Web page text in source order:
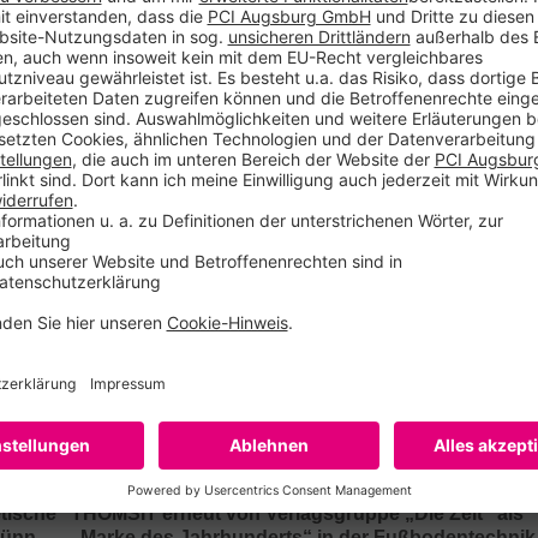
der
stehen
nach
Augsburg
Sika ist, mit
THOMSIT erneut von Verlagsgruppe „Die Zeit“ als